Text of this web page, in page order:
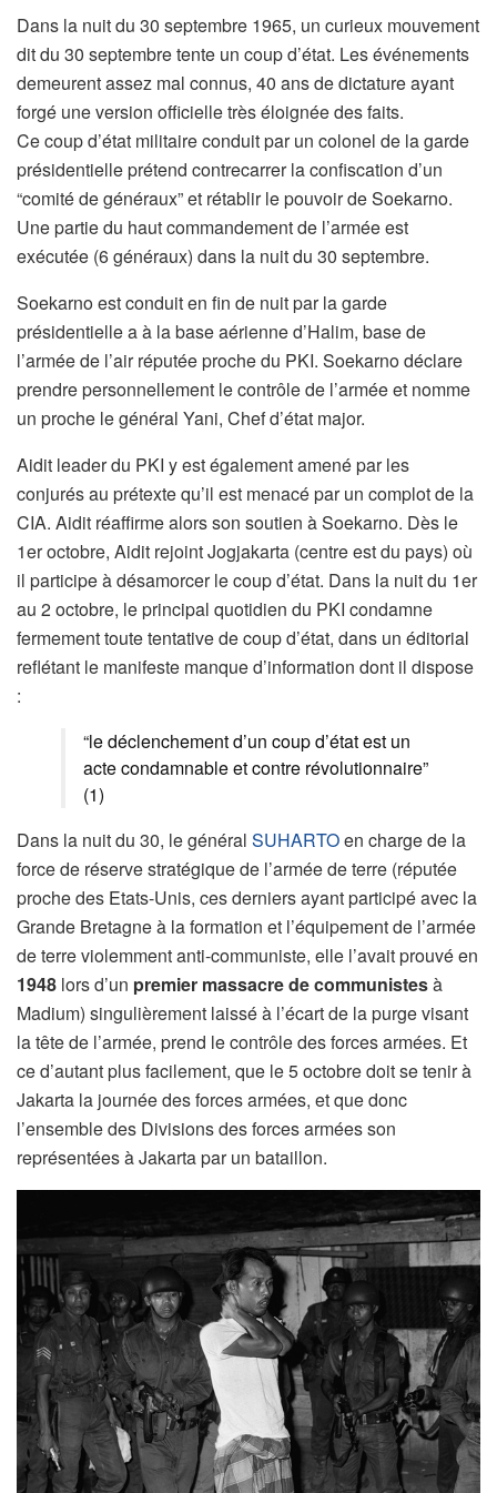
Dans la nuit du 30 septembre 1965, un curieux mouvement
dit du 30 septembre tente un coup d’état. Les événements
demeurent assez mal connus, 40 ans de dictature ayant
forgé une version officielle très éloignée des faits.
Ce coup d’état militaire conduit par un colonel de la garde
présidentielle prétend contrecarrer la confiscation d’un
“comité de généraux” et rétablir le pouvoir de Soekarno.
Une partie du haut commandement de l’armée est
exécutée (6 généraux) dans la nuit du 30 septembre.
Soekarno est conduit en fin de nuit par la garde
présidentielle a à la base aérienne d’Halim, base de
l’armée de l’air réputée proche du PKI. Soekarno déclare
prendre personnellement le contrôle de l’armée et nomme
un proche le général Yani, Chef d’état major.
Aidit leader du PKI y est également amené par les
conjurés au prétexte qu’il est menacé par un complot de la
CIA. Aidit réaffirme alors son soutien à Soekarno. Dès le
1er octobre, Aidit rejoint Jogjakarta (centre est du pays) où
il participe à désamorcer le coup d’état. Dans la nuit du 1er
au 2 octobre, le principal quotidien du PKI condamne
fermement toute tentative de coup d’état, dans un éditorial
reflétant le manifeste manque d’information dont il dispose
:
“le déclenchement d’un coup d’état est un
acte condamnable et contre révolutionnaire”
(1)
Dans la nuit du 30, le général SUHARTOen charge de la
force de réserve stratégique de l’armée de terre (réputée
proche des Etats-Unis, ces derniers ayant participé avec la
Grande Bretagne à la formation et l’équipement de l’armée
de terre violemment anti-communiste, elle l’avait prouvé en
1948 lors d’un premier massacre de communistesà
Madium) singulièrement laissé à l’écart de la purge visant
la tête de l’armée, prend le contrôle des forces armées. Et
ce d’autant plus facilement, que le 5 octobre doit se tenir à
Jakarta la journée des forces armées, et que donc
l’ensemble des Divisions des forces armées son
représentées à Jakarta par un bataillon.